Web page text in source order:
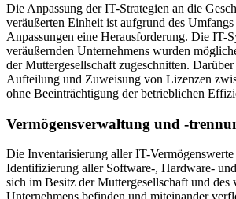
Die Anpassung der IT-Strategien an die
veräußerten Einheit ist aufgrund des
Anpassungen eine Herausforderung. Die IT-
veräußernden Unternehmens wurden
der Muttergesellschaft zugeschnitten.
Aufteilung und Zuweisung von Lizenzen
ohne Beeinträchtigung der betrieblichen
Vermögensverwaltung und -
Die Inventarisierung aller IT-
Identifizierung aller Software-, Hardware-
sich im Besitz der Muttergesellschaft und des